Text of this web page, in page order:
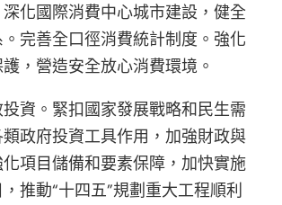
化國際消費中心城市建設，健全
完善全口徑消費統計制度。強化
，營造安全放心消費環境。
資。緊扣國家發展戰略和民生需
政府投資工具作用，加強財政與
項目儲備和要素保障，加快實施
推動“十四五”規劃重大工程順利